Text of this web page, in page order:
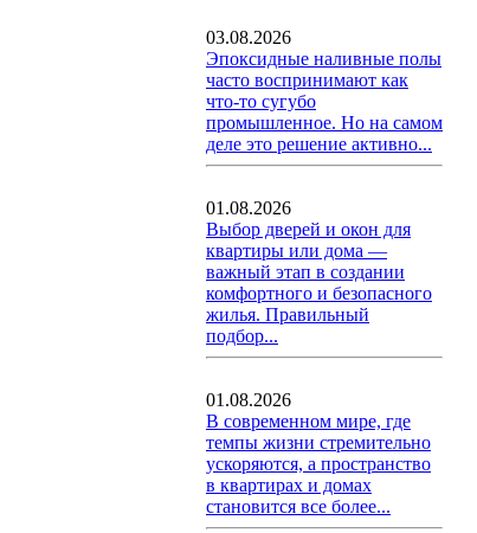
03.08.2026
Эпоксидные наливные полы
часто воспринимают как
что-то сугубо
промышленное. Но на самом
деле это решение активно...
01.08.2026
Выбор дверей и окон для
квартиры или дома —
важный этап в создании
комфортного и безопасного
жилья. Правильный
подбор...
01.08.2026
В современном мире, где
темпы жизни стремительно
ускоряются, а пространство
в квартирах и домах
становится все более...